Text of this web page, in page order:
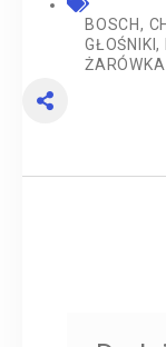
BOSCH,
GŁOŚNIKI,
ŻARÓWKA